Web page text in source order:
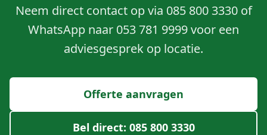
Neem direct contact op via 085 800 3330 of
WhatsApp naar 053 781 9999 voor een
adviesgesprek op locatie.
Offerte aanvragen
Bel direct: 085 800 3330